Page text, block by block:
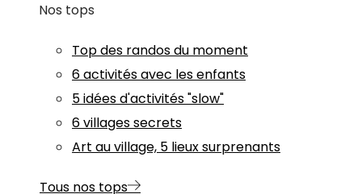
Nos tops
Top des randos du moment
6 activités avec les enfants
5 idées d'activités "slow"
6 villages secrets
Art au village, 5 lieux surprenants
Tous nos tops